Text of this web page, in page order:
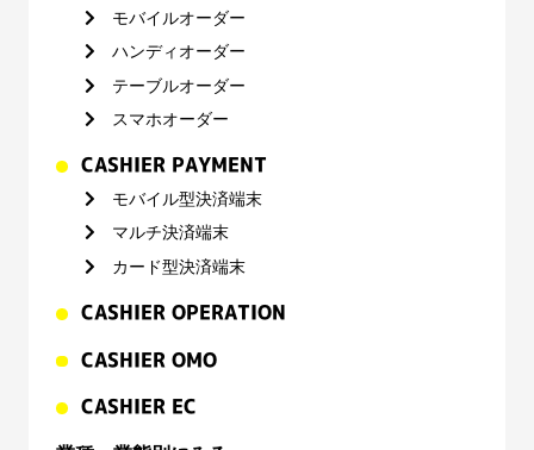
モバイルオーダー
ハンディオーダー
テーブルオーダー
スマホオーダー
CASHIER PAYMENT
モバイル型決済端末
マルチ決済端末
カード型決済端末
CASHIER OPERATION
CASHIER OMO
CASHIER EC